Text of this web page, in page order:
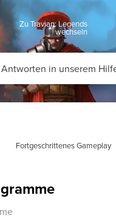
Zu Travian: Legends
wechseln
Fortgeschrittenes Gameplay